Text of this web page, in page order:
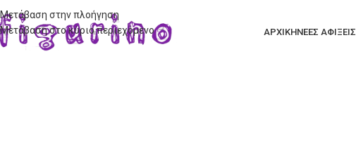
Μετάβαση στην πλοήγηση
Μετάβαση στο κύριο περιεχόμενο
ΑΡΧΙΚΗΝΕΕΣ ΑΦΙΞΕΙΣ